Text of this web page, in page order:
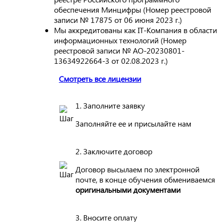
обеспечения Минцифры (Номер реестровой
записи № 17875 от 06 июня 2023 г.)
Мы аккредитованы как IT-Компания в области
информационных технологий (Номер
реестровой записи № АО-20230801-
13634922664-3 от 02.08.2023 г.)
Смотреть все лицензии
1. Заполните заявку
Заполняйте ее и присылайте нам
2. Заключите договор
Договор высылаем по электронной
почте, в конце обучения обмениваемся
оригинальными документами
3. Вносите оплату